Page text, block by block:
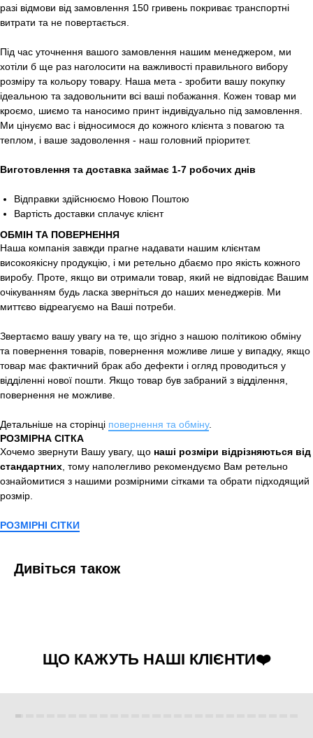
разі відмови від замовлення 150 гривень покриває транспортні
витрати та не повертається.
Під час уточнення вашого замовлення нашим менеджером, ми
хотіли б ще раз наголосити на важливості правильного вибору
розміру та кольору товару. Наша мета - зробити вашу покупку
ідеальною та задовольнити всі ваші побажання. Кожен товар ми
кроємо, шиємо та наносимо принт індивідуально під замовлення.
Ми цінуємо вас і відносимося до кожного клієнта з повагою та
теплом, і ваше задоволення - наш головний пріоритет.
Виготовлення та доставка займає 1-7 робочих днів
Відправки здійснюємо Новою Поштою
Вартість доставки сплачує клієнт
ОБМІН ТА ПОВЕРНЕННЯ
Наша компанія завжди прагне надавати нашим клієнтам
високоякісну продукцію, і ми ретельно дбаємо про якість кожного
виробу. Проте, якщо ви отримали товар, який не відповідає Вашим
очікуванням будь ласка зверніться до наших менеджерів. Ми
миттєво відреагуємо на Ваші потреби.
Звертаємо вашу увагу на те, що згідно з нашою політикою обміну
та повернення товарів, повернення можливе лише у випадку, якщо
товар має фактичний брак або дефекти і огляд проводиться у
відділенні нової пошти. Якщо товар був забраний з відділення,
повернення не можливе.
Детальніше на сторінці повернення та обміну.
РОЗМІРНА СІТКА
Хочемо звернути Вашу увагу, що наші розміри відрізняються від
стандартних, тому наполегливо рекомендуємо Вам ретельно
ознайомитися з нашими розмірними сітками та обрати підходящий
розмір.
РОЗМІРНІ СІТКИ
Дивіться також
ЩО КАЖУТЬ НАШІ КЛІЄНТИ❤️